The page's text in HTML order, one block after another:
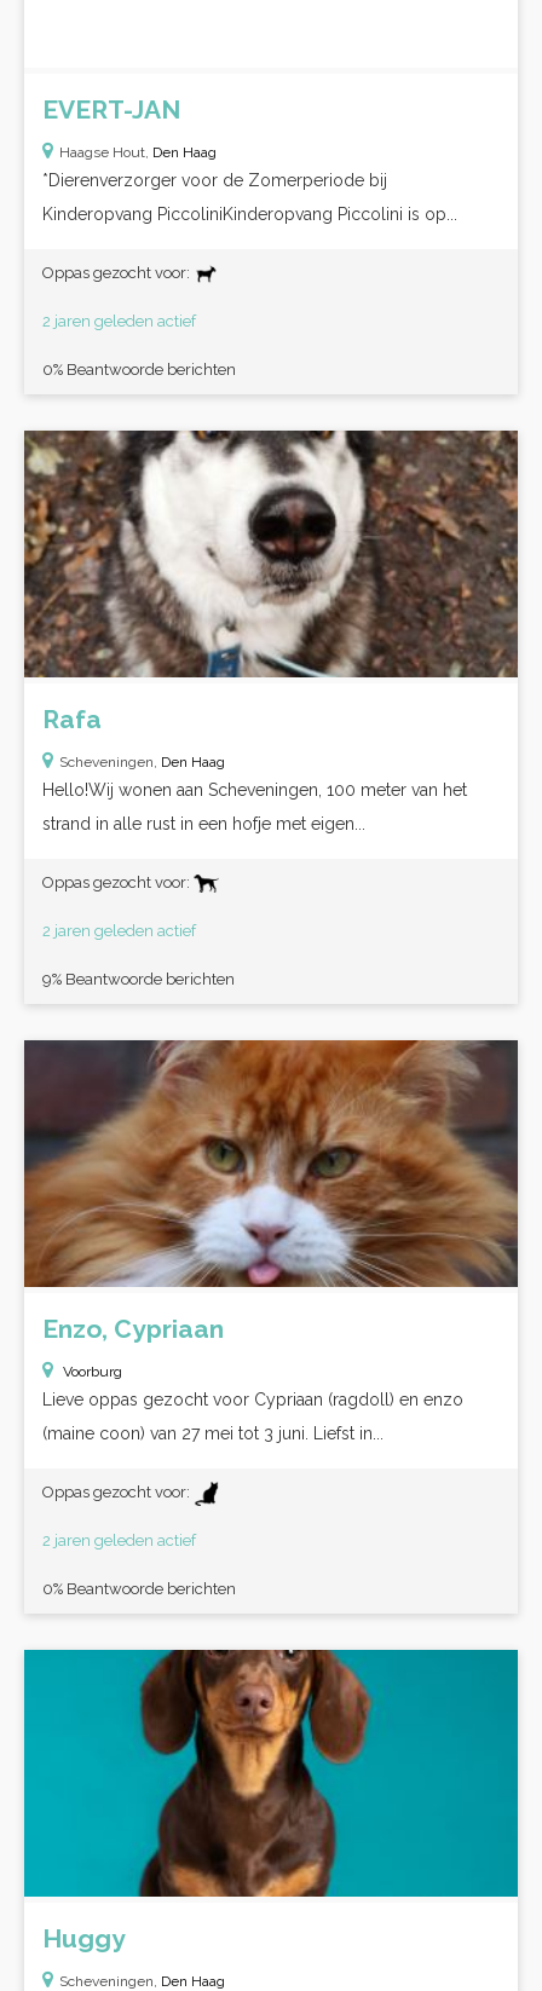
EVERT-JAN
Haagse Hout, Den Haag
*Dierenverzorger voor de Zomerperiode bij
Kinderopvang PiccoliniKinderopvang Piccolini is op...
Oppas gezocht voor:
2 jaren geleden actief
0% Beantwoorde berichten
Rafa
Scheveningen, Den Haag
Hello!Wij wonen aan Scheveningen, 100 meter van het
strand in alle rust in een hofje met eigen...
Oppas gezocht voor:
2 jaren geleden actief
9% Beantwoorde berichten
Enzo, Cypriaan
Voorburg
Lieve oppas gezocht voor Cypriaan (ragdoll) en enzo
(maine coon) van 27 mei tot 3 juni. Liefst in...
Oppas gezocht voor:
2 jaren geleden actief
0% Beantwoorde berichten
Huggy
Scheveningen, Den Haag